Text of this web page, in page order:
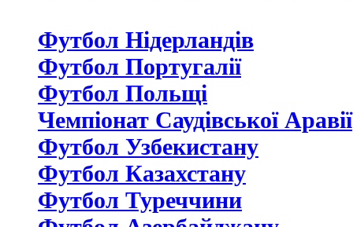
Футбол Нідерландiв
Футбол Португалії
Футбол Польщі
Чемпіонат Саудівської Аравії
Футбол Узбекистану
Футбол Казахстану
Футбол Туреччини